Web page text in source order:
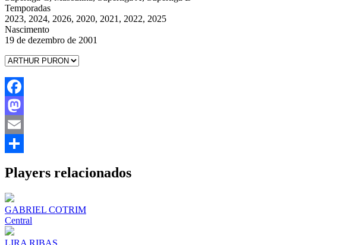
Temporadas
2023, 2024, 2026, 2020, 2021, 2022, 2025
Nascimento
19 de dezembro de 2001
Facebook
Mastodon
Email
Players relacionados
GABRIEL COTRIM
Central
LIRA RIBAS